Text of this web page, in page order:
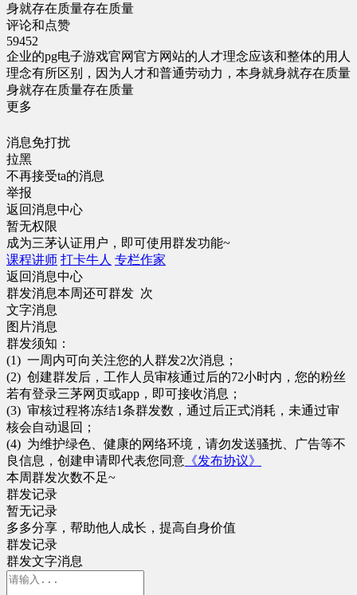
身就存在质量存在质量
评论和点赞
59452
企业的pg电子游戏官网官方网站的人才理念应该和整体的用人
理念有所区别，因为人才和普通劳动力，本身就身就存在质量
身就存在质量存在质量
更多
消息免打扰
拉黑
不再接受ta的消息
举报
返回消息中心
暂无权限
成为三茅认证用户，即可使用群发功能~
课程讲师 打卡牛人 专栏作家
返回消息中心
群发消息本周还可群发 次
文字消息
图片消息
群发须知：
(1) 一周内可向关注您的人群发2次消息；
(2) 创建群发后，工作人员审核通过后的72小时内，您的粉丝
若有登录三茅网页或app，即可接收消息；
(3) 审核过程将冻结1条群发数，通过后正式消耗，未通过审
核会自动退回；
(4) 为维护绿色、健康的网络环境，请勿发送骚扰、广告等不
良信息，创建申请即代表您同意 《发布协议》
本周群发次数不足~
群发记录
暂无记录
多多分享，帮助他人成长，提高自身价值
群发记录
群发文字消息